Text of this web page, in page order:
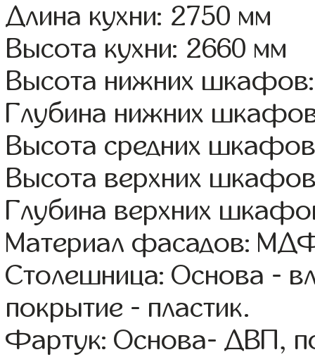
Длина кухни: 2750 мм
Высота кухни: 2660 мм
Высота нижних
Глубина нижних
Высота средних
Высота верхних
Глубина верхних
Материал фасадов:
Столешница: Основа -
покрытие - пластик.
Фартук: Основа- ДВП,